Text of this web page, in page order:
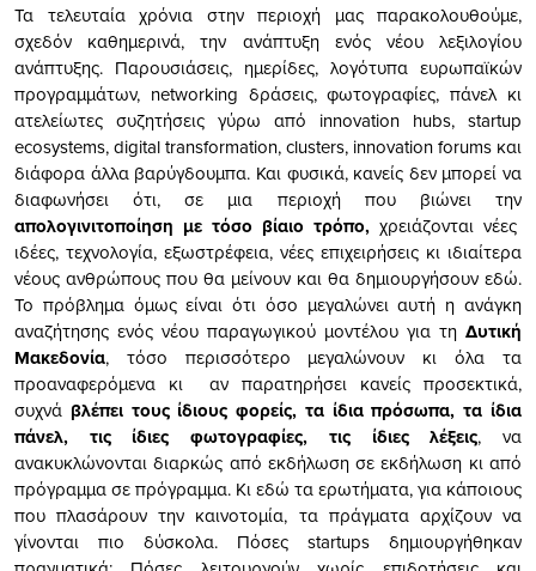
Τα τελευταία χρόνια στην περιοχή μας παρακολουθούμε,
σχεδόν καθημερινά, την ανάπτυξη ενός νέου λεξιλογίου
ανάπτυξης. Παρουσιάσεις, ημερίδες, λογότυπα ευρωπαϊκών
προγραμμάτων, networking δράσεις, φωτογραφίες, πάνελ κι
ατελείωτες συζητήσεις γύρω από innovation hubs, startup
ecosystems, digital transformation, clusters, innovation forums και
διάφορα άλλα βαρύγδουμπα. Και φυσικά, κανείς δεν μπορεί να
διαφωνήσει ότι, σε μια περιοχή που βιώνει την
απολογινιτοποίηση με τόσο βίαιο τρόπο, χρειάζονται νέες
ιδέες, τεχνολογία, εξωστρέφεια, νέες επιχειρήσεις κι ιδιαίτερα
νέους ανθρώπους που θα μείνουν και θα δημιουργήσουν εδώ.
Το πρόβλημα όμως είναι ότι όσο μεγαλώνει αυτή η ανάγκη
αναζήτησης ενός νέου παραγωγικού μοντέλου για τη Δυτική
Μακεδονία, τόσο περισσότερο μεγαλώνουν κι όλα τα
προαναφερόμενα κι αν παρατηρήσει κανείς προσεκτικά,
συχνά βλέπει τους ίδιους φορείς, τα ίδια πρόσωπα, τα ίδια
πάνελ, τις ίδιες φωτογραφίες, τις ίδιες λέξεις, να
ανακυκλώνονται διαρκώς από εκδήλωση σε εκδήλωση κι από
πρόγραμμα σε πρόγραμμα. Κι εδώ τα ερωτήματα, για κάποιους
που πλασάρουν την καινοτομία, τα πράγματα αρχίζουν να
γίνονται πιο δύσκολα. Πόσες startups δημιουργήθηκαν